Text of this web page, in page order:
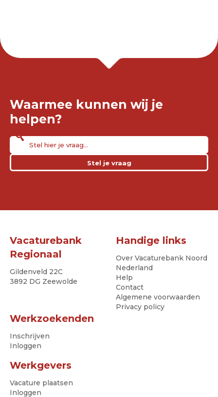
Waarmee kunnen wij je
helpen?
Stel je vraag
Vacaturebank
Regionaal
Gildenveld 22C
3892 DG Zeewolde
Handige links
Over Vacaturebank Noord
Nederland
Help
Contact
Algemene voorwaarden
Privacy policy
Werkzoekenden
Inschrijven
Inloggen
Werkgevers
Vacature plaatsen
Inloggen